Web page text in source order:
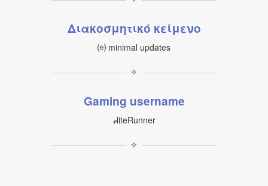
Διακοσμητικό κείμενο
⒠ minimal updates
✧
Gaming username
ℯliteRunner
✧